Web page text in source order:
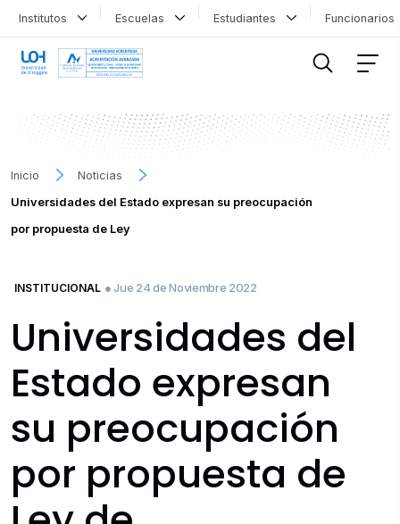
Institutos Escuelas Estudiantes
Inicio
Noticias
Universidades del Estado expresan su preocupación
por propuesta de Ley
INSTITUCIONAL ● Jue 24 de Noviembre 2022
Universidades del
Estado expresan
su preocupación
por propuesta de